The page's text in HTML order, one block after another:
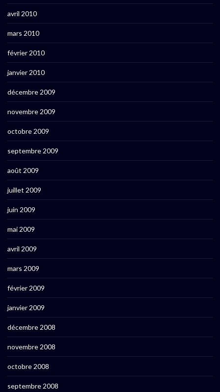
avril 2010
mars 2010
février 2010
janvier 2010
décembre 2009
novembre 2009
octobre 2009
septembre 2009
août 2009
juillet 2009
juin 2009
mai 2009
avril 2009
mars 2009
février 2009
janvier 2009
décembre 2008
novembre 2008
octobre 2008
septembre 2008